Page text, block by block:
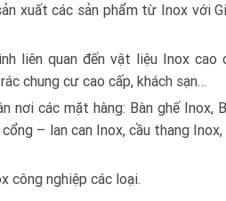
xuất các sản phẩm từ Inox với
liên quan đến vật liệu Inox cao
chung cư cao cấp, khách sạn…
nơi các mặt hàng: Bàn ghế Inox,
– lan can Inox, cầu thang
công nghiệp các loại.